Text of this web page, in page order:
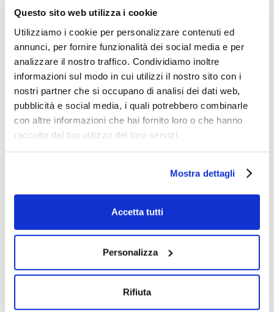
Questo sito web utilizza i cookie
Utilizziamo i cookie per personalizzare contenuti ed
annunci, per fornire funzionalità dei social media e per
analizzare il nostro traffico. Condividiamo inoltre
informazioni sul modo in cui utilizzi il nostro sito con i
nostri partner che si occupano di analisi dei dati web,
pubblicità e social media, i quali potrebbero combinarle
con altre informazioni che hai fornito loro o che hanno
raccolto dal tuo utilizzo dei loro servizi.
Mostra dettagli
Accetta tutti
Personalizza
Rifiuta
educational nazionale
Prenderà il via nel corso dell’anno…